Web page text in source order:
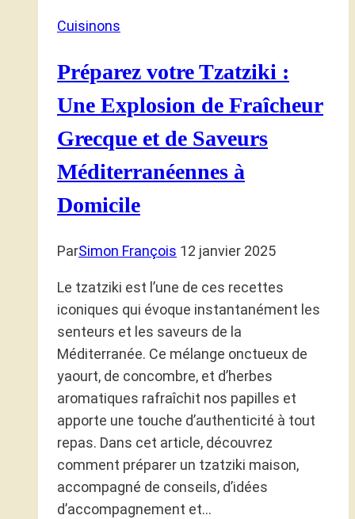
Cuisinons
Préparez votre Tzatziki :
Une Explosion de Fraîcheur
Grecque et de Saveurs
Méditerranéennes à
Domicile
ParSimon François 12 janvier 2025
Le tzatziki est l’une de ces recettes
iconiques qui évoque instantanément les
senteurs et les saveurs de la
Méditerranée. Ce mélange onctueux de
yaourt, de concombre, et d’herbes
aromatiques rafraîchit nos papilles et
apporte une touche d’authenticité à tout
repas. Dans cet article, découvrez
comment préparer un tzatziki maison,
accompagné de conseils, d’idées
d’accompagnement et…